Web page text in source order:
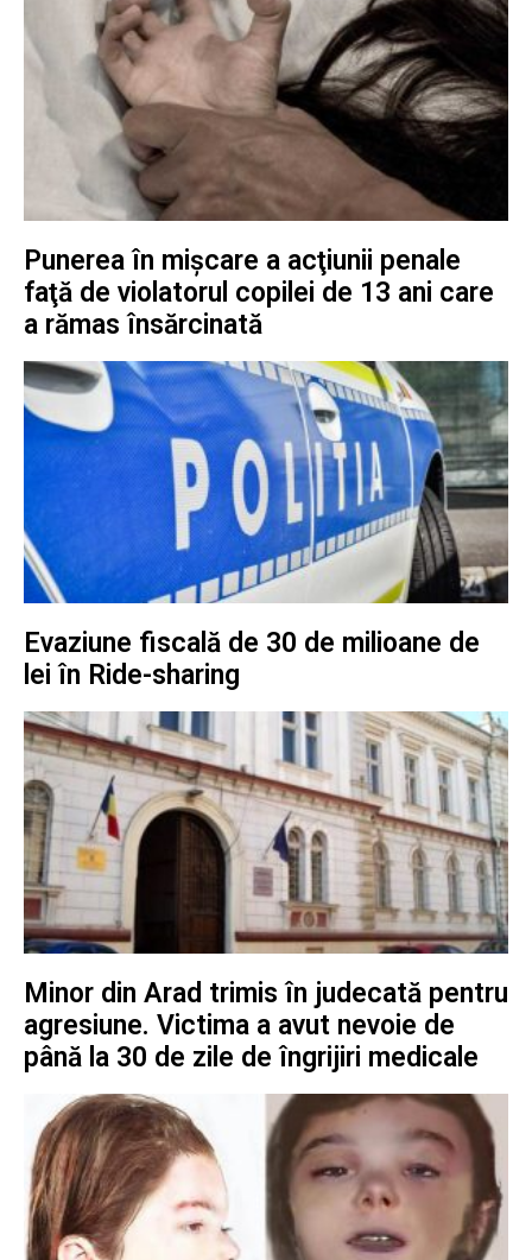
Punerea în mişcare a acţiunii penale
faţă de violatorul copilei de 13 ani care
a rămas însărcinată
Evaziune fiscală de 30 de milioane de
lei în Ride-sharing
Minor din Arad trimis în judecată pentru
agresiune. Victima a avut nevoie de
până la 30 de zile de îngrijiri medicale